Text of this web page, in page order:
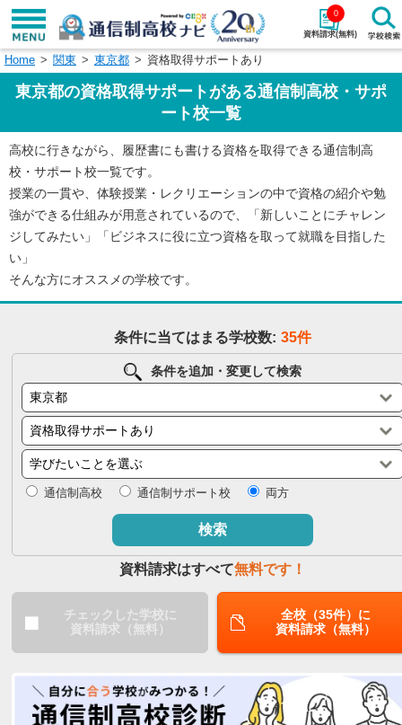
資料請求(無料)
0
学校名で探す
エリアから探す 特徴から探す
エリアを選択して探す
関東 北海道・東北
東海
九州・沖縄
Home 関東 東京都 資格取得サポートあり
東京都の資格取得サポートがある通信制高校・サポ
ート校一覧
高校に行きながら、履歴書にも書ける資格を取得できる通信制高
校・サポート校一覧です。
授業の一貫や、体験授業・レクリエーションの中で資格の紹介や勉
強ができる仕組みが用意されているので、「新しいことにチャレン
ジしてみたい」「ビジネスに役に立つ資格を取って就職を目指した
い」
そんな方にオススメの学校です。
条件に当てはまる学校数: 35件
条件を追加・変更して検索
通信制高校 通信制サポート校 両方
検索
資料請求はすべて無料です！
チェックした学校に
資料請求（無料）
全校（35件）に
資料請求（無料）